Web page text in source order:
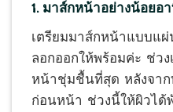
1. มาส์กหน้าอย่างน้อยอ
เตรียมมาส์กหน้าแบบแ
ลอกออกให้พร้อมค่ะ ช่ว
หน้าชุ่มชื้นที่สุด หลังจาก
ก่อนหน้า ช่วงนี้ให้ผิวได้